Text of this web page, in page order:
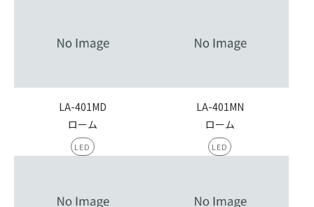
LA-401MD
ローム
LED
LA-401MN
ローム
LED